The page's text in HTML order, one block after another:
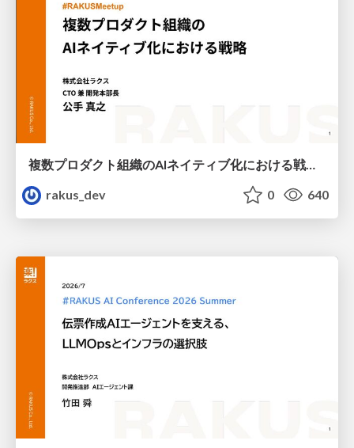
複数プロダクト組織のAIネイティブ化における戦略 / AICon2026_kude
rakus_dev
0 640